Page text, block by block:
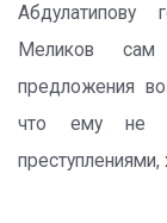
Абдулатипову
Меликов сам
предложения
что ему не